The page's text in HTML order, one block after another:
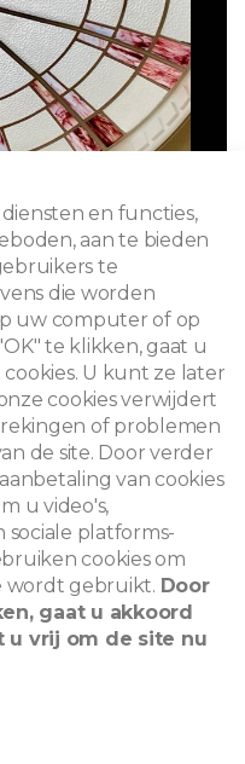
en functies,
aan te bieden
te
die worden
uw computer of op
te klikken, gaat u
U kunt ze later
cookies verwijdert
of problemen
de site. Door verder
van cookies
u video's,
platforms-
cookies om
wordt gebruikt. Door
gaat u akkoord
u vrij om de site nu